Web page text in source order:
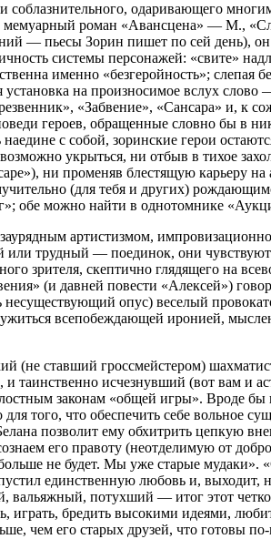
соблазнительного, одаривающего
мемуарный роман «Авансцена» — М.,
— пьесы Зорин пишет по сей день),
системы персонажей: «свите»
именно «безгеройность»; слепая
на произносимое вслух
«Забвение», «Сансара» и,
героев, обращенные словно бы в
с собой, зоринские герои
укрыться, ни отбыв в тихое
ни променяв блестящую карьеру
(для тебя и других)
обе можно найти в однотомнике
артистизмом,
трудный — поединок, они
зрителя, скептично глядящего на
(и давней повести «Алексей»)
несуществующий опус) веселый
всепобеждающей иронией,
(не ставший гроссмейстером)
и таинственно исчезнувший (вот вам
законам «общей игры». Вроде
того, что обеспечить себе вольное
позволит ему обхитрить цепкую
его правоту (неотделимую от
не будет. Мы уже старые мудаки».
единственную любовь и,
вальяжный, потухший — итог этот
играть, бредить высокими идеями,
чем его старых друзей, что готовы